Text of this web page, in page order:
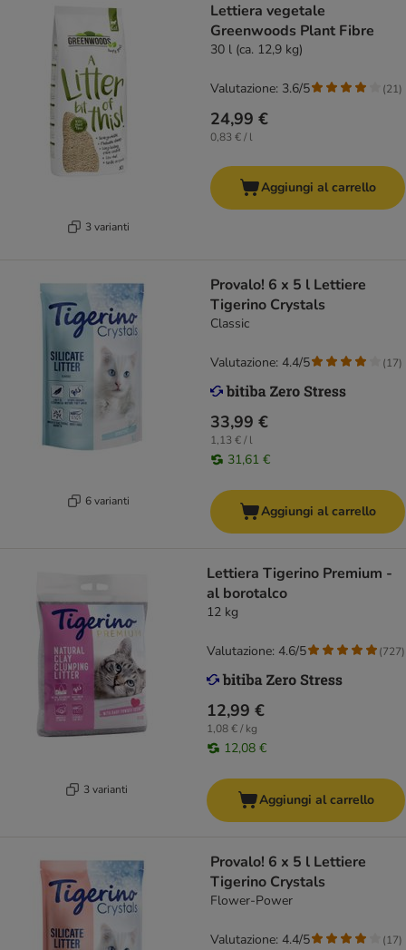
3 varianti
Lettiera vegetale
Greenwoods Plant Fibre
30 l (ca. 12,9 kg)
24,99 €
0,83 € / l
Valutazione: 3.6/5 (21)
Aggiungi al carrello
6 varianti
Provalo! 6 x 5 l Lettiere
Tigerino Crystals
Classic
33,99 €
1,13 € / l
31,61 €
Valutazione: 4.4/5 (17)
Aggiungi al carrello
3 varianti
Lettiera Tigerino Premium -
al borotalco
12 kg
12,99 €
1,08 € / kg
12,08 €
Valutazione: 4.6/5 (727)
Aggiungi al carrello
Provalo! 6 x 5 l Lettiere
Tigerino Crystals
Flower-Power
Valutazione: 4.4/5 (17)